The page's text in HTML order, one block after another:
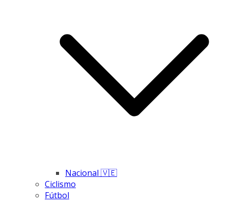
Nacional 🇻🇪
Ciclismo
Fútbol